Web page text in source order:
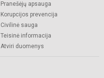
Pranešėjų apsauga
Korupcijos prevencija
Civilinė sauga
Teisinė informacija
Atviri duomenys